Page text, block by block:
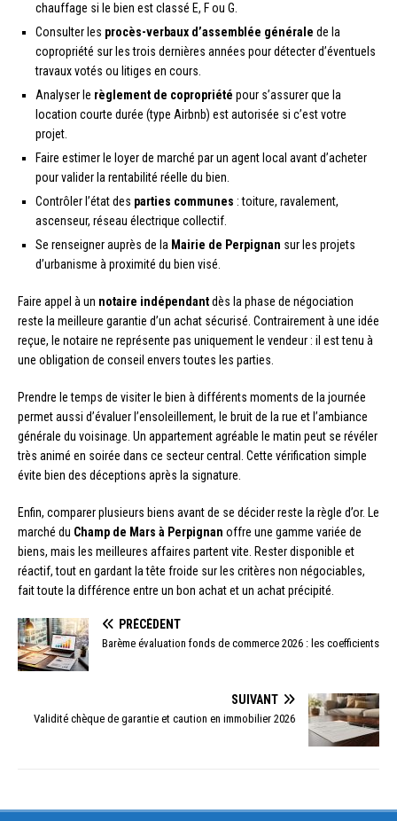
chauffage si le bien est classé E, F ou G.
Consulter les procès-verbaux d’assemblée générale de la
copropriété sur les trois dernières années pour détecter d’éventuels
travaux votés ou litiges en cours.
Analyser le règlement de copropriété pour s’assurer que la
location courte durée (type Airbnb) est autorisée si c’est votre
projet.
Faire estimer le loyer de marché par un agent local avant d’acheter
pour valider la rentabilité réelle du bien.
Contrôler l’état des parties communes : toiture, ravalement,
ascenseur, réseau électrique collectif.
Se renseigner auprès de la Mairie de Perpignan sur les projets
d’urbanisme à proximité du bien visé.
Faire appel à un notaire indépendantdès la phase de négociation
reste la meilleure garantie d’un achat sécurisé. Contrairement à une idée
reçue, le notaire ne représente pas uniquement le vendeur : il est tenu à
une obligation de conseil envers toutes les parties.
Prendre le temps de visiter le bien à différents moments de la journée
permet aussi d’évaluer l’ensoleillement, le bruit de la rue et l’ambiance
générale du voisinage. Un appartement agréable le matin peut se révéler
très animé en soirée dans ce secteur central. Cette vérification simple
évite bien des déceptions après la signature.
Enfin, comparer plusieurs biens avant de se décider reste la règle d’or. Le
marché du Champ de Mars à Perpignan offre une gamme variée de
biens, mais les meilleures affaires partent vite. Rester disponible et
réactif, tout en gardant la tête froide sur les critères non négociables,
fait toute la différence entre un bon achat et un achat précipité.
PRÉCÉDENT
Barème évaluation fonds de commerce 2026 : les coefficients
SUIVANT
Validité chèque de garantie et caution en immobilier 2026